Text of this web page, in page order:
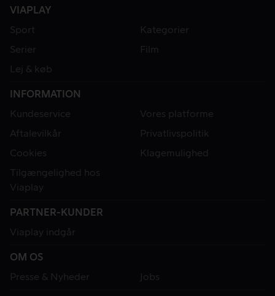
VIAPLAY
Sport
Kategorier
Serier
Film
Lej & køb
INFORMATION
Kundeservice
Vores platforme
Aftalevilkår
Privatlivspolitik
Cookies
Klagemulighed
Tilgængelighed hos
Viaplay
PARTNER-KUNDER
Viaplay indgår
OM OS
Presse & Nyheder
Jobs